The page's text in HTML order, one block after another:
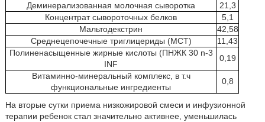
Деминерализованная молочная сыворотка
21,3
Концентрат сывороточных белков
5,1
Мальтодекстрин
42,58
Среднецепочечные триглицериды (МСТ)
11,43
Полиненасыщенные жирные кислоты (ПНЖК 30 n-3
INF
0,19
Витаминно-минеральный комплекс, в т.ч
функциональные ингредиенты
0,8
На вторые сутки приема низкожировой смеси и инфузионной
терапии ребенок стал значительно активнее, уменьшилась